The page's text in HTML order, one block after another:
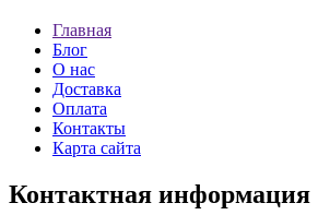
Главная
Блог
О нас
Доставка
Оплата
Контакты
Карта сайта
Контактная информация